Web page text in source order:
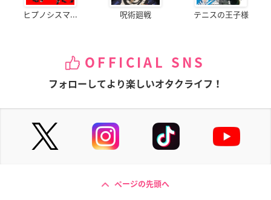
ヒプノシスマ... 呪術廻戦 テニスの王子様
OFFICIAL SNS
フォローしてより楽しいオタクライフ！
ページの先頭へ